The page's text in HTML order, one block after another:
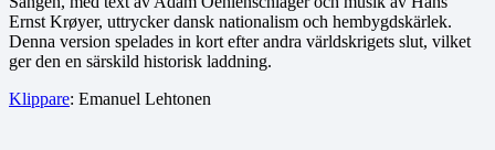
Ernst Krøyer, uttrycker dansk nationalism och hembygdskärlek.
Denna version spelades in kort efter andra världskrigets slut, vilket
ger den en särskild historisk laddning.
Klippare: Emanuel Lehtonen